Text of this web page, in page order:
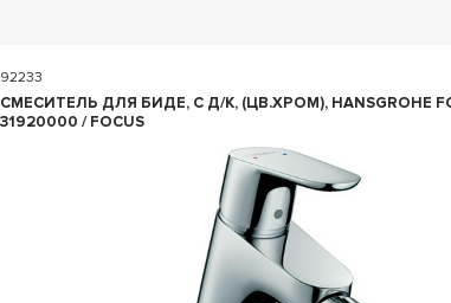
92233
СМЕСИТЕЛЬ ДЛЯ БИДЕ, С Д/К, (ЦВ.ХРОМ), HANSGROHE FOCUS
31920000 / FOCUS